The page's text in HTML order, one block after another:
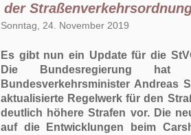
der
Sonntag, 24. November 2019
Es gibt nun ein Update für die
Die Bundesregierung hat
Bundesverkehrsminister Andreas
aktualisierte Regelwerk für den
deutlich höhere Strafen vor. Die
auf die Entwicklungen beim